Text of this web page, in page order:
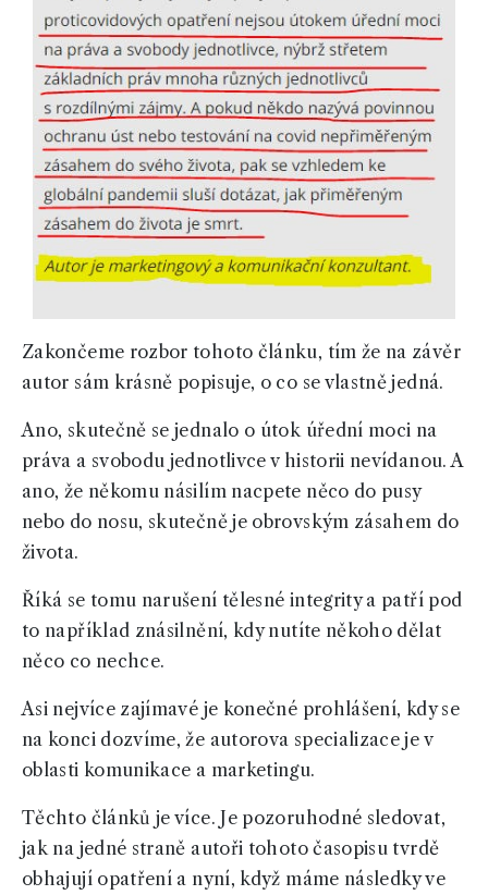
Zakončeme rozbor tohoto článku, tím že na závěr
autor sám krásně popisuje, o co se vlastně jedná.
Ano, skutečně se jednalo o útok úřední moci na
práva a svobodu jednotlivce v historii nevídanou. A
ano, že někomu násilím nacpete něco do pusy
nebo do nosu, skutečně je obrovským zásahem do
života.
Říká se tomu narušení tělesné integrity a patří pod
to například znásilnění, kdy nutíte někoho dělat
něco co nechce.
Asi nejvíce zajímavé je konečné prohlášení, kdy se
na konci dozvíme, že autorova specializace je v
oblasti komunikace a marketingu.
Těchto článků je více. Je pozoruhodné sledovat,
jak na jedné straně autoři tohoto časopisu tvrdě
obhajují opatření a nyní, když máme následky ve